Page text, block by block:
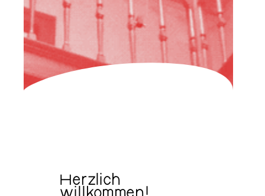
ARCHIV
DEUTSCH
Herzlich